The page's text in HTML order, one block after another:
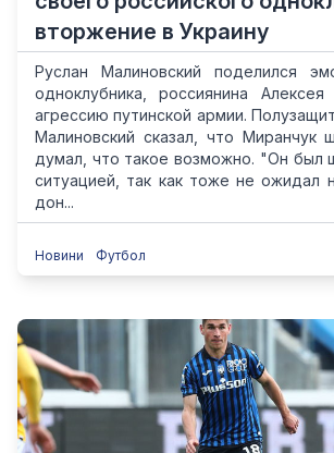
вторжение в Украину
Руслан Малиновский поделился
одноклубника, россиянина
агрессию путинской армии.
Малиновский сказал, что Миранчук
думал, что такое возможно. "Он был
ситуацией, так как тоже не ожидал
дон...
Новини Футбол